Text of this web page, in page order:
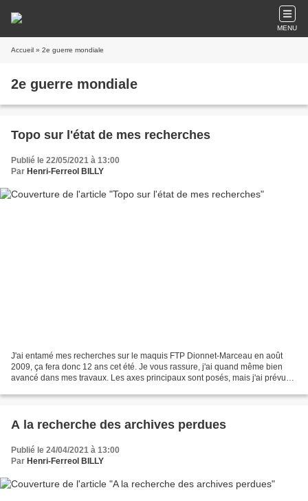
MENU
Accueil » 2e guerre mondiale
2e guerre mondiale
Topo sur l'état de mes recherches
Publié le 22/05/2021 à 13:00
Par Henri-Ferreol BILLY
J'ai entamé mes recherches sur le maquis FTP Dionnet-Marceau en août
2009, ça fera donc 12 ans cet été. Je vous rassure, j'ai quand même bien
avancé dans mes travaux. Les axes principaux sont posés, mais j'ai prévu
A la recherche des archives perdues
Publié le 24/04/2021 à 13:00
Par Henri-Ferreol BILLY